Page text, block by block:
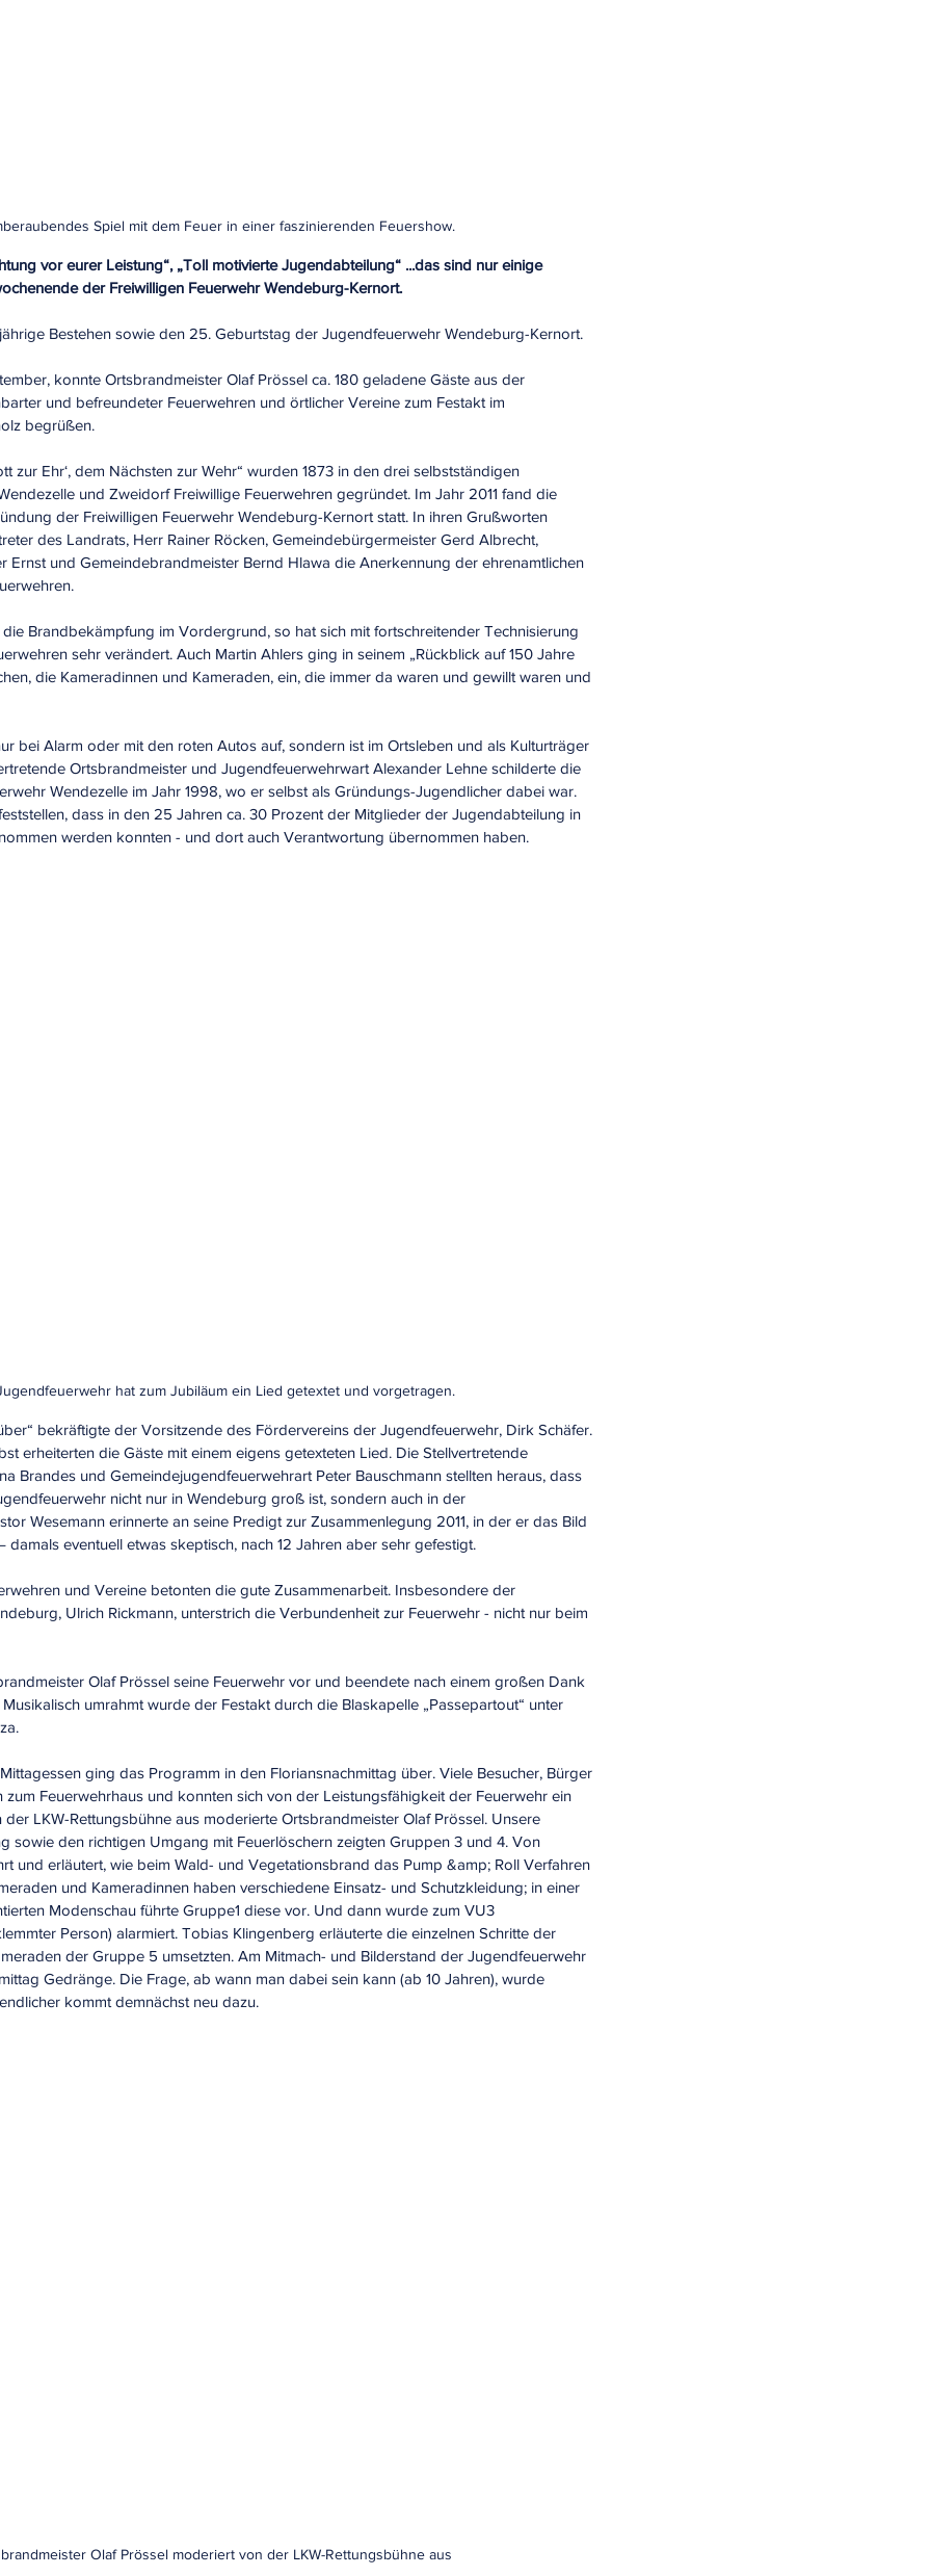
Spiel mit dem Feuer in einer faszinierenden Feuershow.
vor eurer Leistung“, „Toll motivierte Jugendabteilung“ ...das sind nur einige
der Freiwilligen Feuerwehr Wendeburg-Kernort.
Bestehen sowie den 25. Geburtstag der Jugendfeuerwehr Wendeburg-Kernort.
konnte Ortsbrandmeister Olaf Prössel ca. 180 geladene Gäste aus der
und befreundeter Feuerwehren und örtlicher Vereine zum Festakt im
begrüßen.
zur Ehr‘, dem Nächsten zur Wehr“ wurden 1873 in den drei selbstständigen
und Zweidorf Freiwillige Feuerwehren gegründet. Im Jahr 2011 fand die
der Freiwilligen Feuerwehr Wendeburg-Kernort statt. In ihren Grußworten
des Landrats, Herr Rainer Röcken, Gemeindebürgermeister Gerd Albrecht,
Ernst und Gemeindebrandmeister Bernd Hlawa die Anerkennung der ehrenamtlichen
Brandbekämpfung im Vordergrund, so hat sich mit fortschreitender Technisierung
sehr verändert. Auch Martin Ahlers ging in seinem „Rückblick auf 150 Jahre
die Kameradinnen und Kameraden, ein, die immer da waren und gewillt waren und
bei Alarm oder mit den roten Autos auf, sondern ist im Ortsleben und als Kulturträger
Ortsbrandmeister und Jugendfeuerwehrwart Alexander Lehne schilderte die
Wendezelle im Jahr 1998, wo er selbst als Gründungs-Jugendlicher dabei war.
dass in den 25 Jahren ca. 30 Prozent der Mitglieder der Jugendabteilung in
werden konnten - und dort auch Verantwortung übernommen haben.
hat zum Jubiläum ein Lied getextet und vorgetragen.
bekräftigte der Vorsitzende des Fördervereins der Jugendfeuerwehr, Dirk Schäfer.
erheiterten die Gäste mit einem eigens getexteten Lied. Die Stellvertretende
Brandes und Gemeindejugendfeuerwehrart Peter Bauschmann stellten heraus, dass
nicht nur in Wendeburg groß ist, sondern auch in der
Wesemann erinnerte an seine Predigt zur Zusammenlegung 2011, in der er das Bild
damals eventuell etwas skeptisch, nach 12 Jahren aber sehr gefestigt.
und Vereine betonten die gute Zusammenarbeit. Insbesondere der
Ulrich Rickmann, unterstrich die Verbundenheit zur Feuerwehr - nicht nur beim
Olaf Prössel seine Feuerwehr vor und beendete nach einem großen Dank
umrahmt wurde der Festakt durch die Blaskapelle „Passepartout“ unter
ging das Programm in den Floriansnachmittag über. Viele Besucher, Bürger
zum Feuerwehrhaus und konnten sich von der Leistungsfähigkeit der Feuerwehr ein
LKW-Rettungsbühne aus moderierte Ortsbrandmeister Olaf Prössel. Unsere
sowie den richtigen Umgang mit Feuerlöschern zeigten Gruppen 3 und 4. Von
und erläutert, wie beim Wald- und Vegetationsbrand das Pump &amp; Roll Verfahren
und Kameradinnen haben verschiedene Einsatz- und Schutzkleidung; in einer
Modenschau führte Gruppe1 diese vor. Und dann wurde zum VU3
Person) alarmiert. Tobias Klingenberg erläuterte die einzelnen Schritte der
der Gruppe 5 umsetzten. Am Mitmach- und Bilderstand der Jugendfeuerwehr
Gedränge. Die Frage, ab wann man dabei sein kann (ab 10 Jahren), wurde
kommt demnächst neu dazu.
Olaf Prössel moderiert von der LKW-Rettungsbühne aus